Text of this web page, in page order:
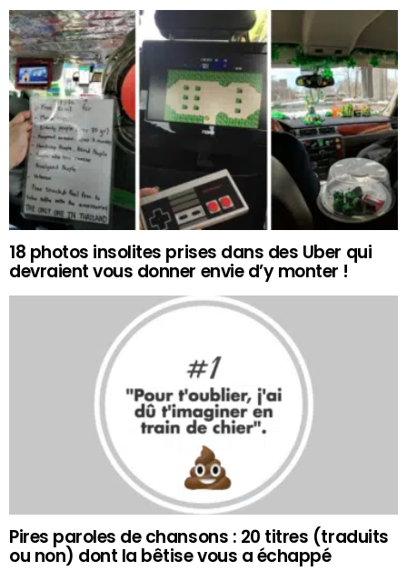
18 photos insolites prises dans des Uber qui
devraient vous donner envie d’y monter !
Pires paroles de chansons : 20 titres (traduits
ou non) dont la bêtise vous a échappé